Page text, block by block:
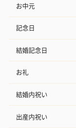
お中元
記念日
結婚記念日
お礼
結婚内祝い
出産内祝い